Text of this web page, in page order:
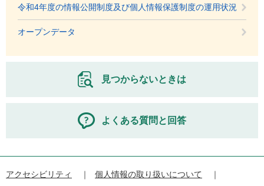
令和4年度の情報公開制度及び個人情報保護制度の運用状況
オープンデータ
見つからないときは
よくある質問と回答
アクセシビリティ
個人情報の取り扱いについて